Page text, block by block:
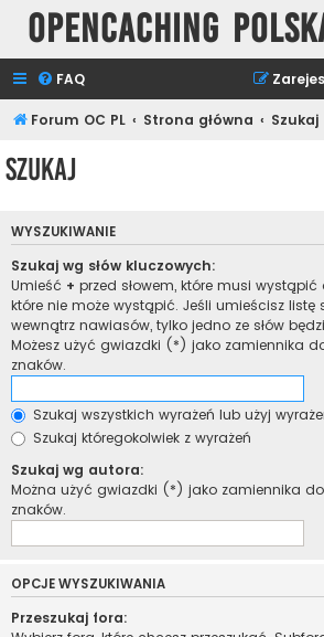
Opencaching
FAQ
Forum OC PL Strona główna Szukaj
Szukaj
WYSZUKIWANIE
Szukaj wg słów kluczowych:
Umieść + przed słowem, które musi wystąpić
które nie może wystąpić. Jeśli umieścisz listę
wewnątrz nawiasów, tylko jedno ze słów
Możesz użyć gwiazdki (*) jako zamiennika
znaków.
Szukaj wszystkich wyrażeń lub użyj
Szukaj któregokolwiek z wyrażeń
Szukaj wg autora:
Można użyć gwiazdki (*) jako zamiennika
znaków.
OPCJE WYSZUKIWANIA
Przeszukaj fora: